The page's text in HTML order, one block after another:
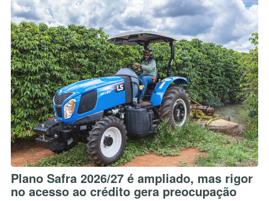
Plano Safra 2026/27 é ampliado, mas rigor
no acesso ao crédito gera preocupação